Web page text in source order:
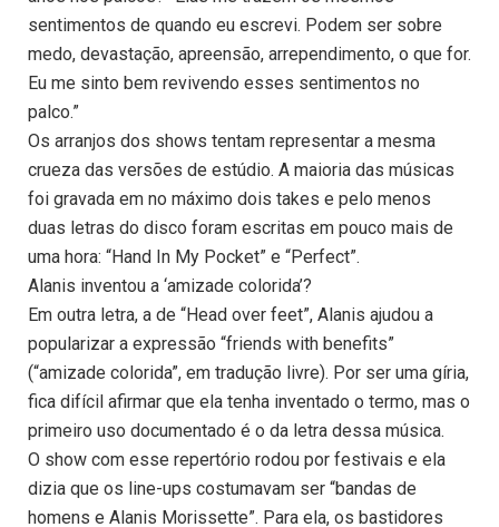
sentimentos de quando eu escrevi. Podem ser sobre
medo, devastação, apreensão, arrependimento, o que for.
Eu me sinto bem revivendo esses sentimentos no
palco.”
Os arranjos dos shows tentam representar a mesma
crueza das versões de estúdio. A maioria das músicas
foi gravada em no máximo dois takes e pelo menos
duas letras do disco foram escritas em pouco mais de
uma hora: “Hand In My Pocket” e “Perfect”.
Alanis inventou a ‘amizade colorida’?
Em outra letra, a de “Head over feet”, Alanis ajudou a
popularizar a expressão “friends with benefits”
(“amizade colorida”, em tradução livre). Por ser uma gíria,
fica difícil afirmar que ela tenha inventado o termo, mas o
primeiro uso documentado é o da letra dessa música.
O show com esse repertório rodou por festivais e ela
dizia que os line-ups costumavam ser “bandas de
homens e Alanis Morissette”. Para ela, os bastidores